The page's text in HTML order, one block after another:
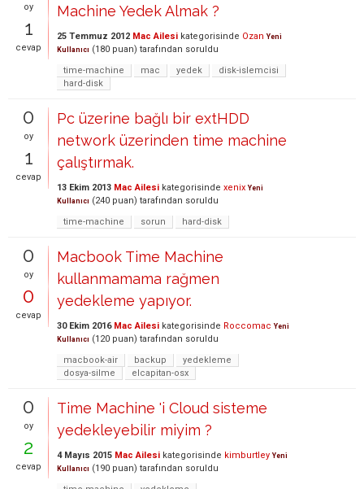
oy
1
cevap
Machine Yedek Almak ?
25 Temmuz 2012 Mac Ailesi kategorisinde Ozan Yeni
Kullanıcı (180 puan) tarafından soruldu
time-machine
mac yedek
disk-islemcisi
hard-disk
0
oy
1
cevap
Pc üzerine bağlı bir extHDD
network üzerinden time machine
çalıştırmak.
13 Ekim 2013 Mac Ailesi kategorisinde xenix Yeni
Kullanıcı (240 puan) tarafından soruldu
time-machine
sorun hard-disk
0
oy
0
cevap
Macbook Time Machine
kullanmamama rağmen
yedekleme yapıyor.
30 Ekim 2016 Mac Ailesi kategorisinde Roccomac Yeni
Kullanıcı (120 puan) tarafından soruldu
macbook-air
backup
yedekleme
dosya-silme
elcapitan-osx
0
oy
2
cevap
Time Machine 'i Cloud sisteme
yedekleyebilir miyim ?
4 Mayıs 2015 Mac Ailesi kategorisinde kimburtley Yeni
Kullanıcı (190 puan) tarafından soruldu